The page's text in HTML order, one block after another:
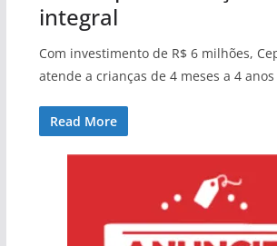
integral
Com investimento de R$ 6 milhões,
atende a crianças de 4 meses a 4
Read More